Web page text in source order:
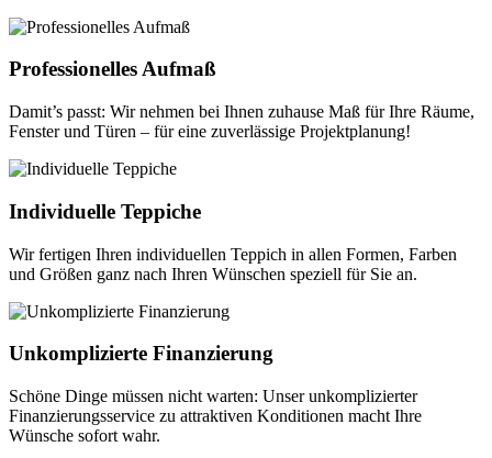
Professionelles Aufmaß
Damit’s passt: Wir nehmen bei Ihnen zuhause Maß für Ihre Räume,
Fenster und Türen – für eine zuverlässige Projektplanung!
Individuelle Teppiche
Wir fertigen Ihren individuellen Teppich in allen Formen, Farben
und Größen ganz nach Ihren Wünschen speziell für Sie an.
Unkomplizierte Finanzierung
Schöne Dinge müssen nicht warten: Unser unkomplizierter
Finanzierungsservice zu attraktiven Konditionen macht Ihre
Wünsche sofort wahr.